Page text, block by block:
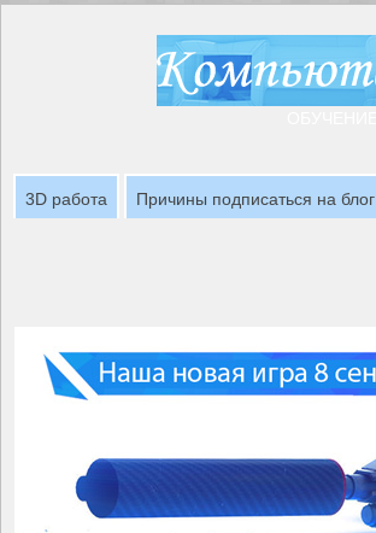
3D работа Причины подписаться на блог